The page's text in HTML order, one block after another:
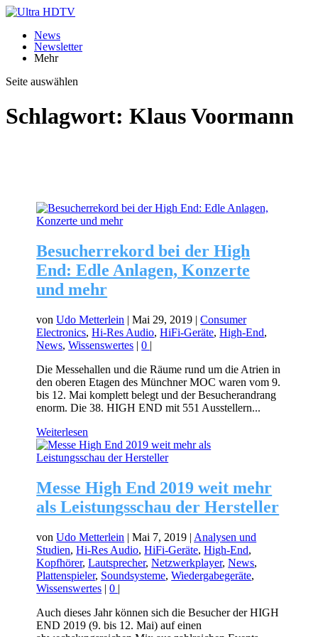
News
Newsletter
Mehr
Seite auswählen
Schlagwort: Klaus Voormann
Besucherrekord bei der High
End: Edle Anlagen, Konzerte
und mehr
vonUdo Metterlein |Mai 29, 2019 |Consumer
Electronics,Hi-Res Audio,HiFi-Geräte,High-End,
News,Wissenswertes |0 |
Die Messehallen und die Räume rund um die Atrien in
den oberen Etagen des Münchner MOC waren vom 9.
bis 12. Mai komplett belegt und der Besucherandrang
enorm. Die 38. HIGH END mit 551 Ausstellern...
Weiterlesen
Messe High End 2019 weit mehr
als Leistungsschau der Hersteller
vonUdo Metterlein |Mai 7, 2019 | Analysen und
Studien,Hi-Res Audio,HiFi-Geräte,High-End,
Kopfhörer,Lautsprecher,Netzwerkplayer,News,
Plattenspieler, Soundsysteme,Wiedergabegeräte,
Wissenswertes |0 |
Auch dieses Jahr können sich die Besucher der HIGH
END 2019 (9. bis 12. Mai) auf einen